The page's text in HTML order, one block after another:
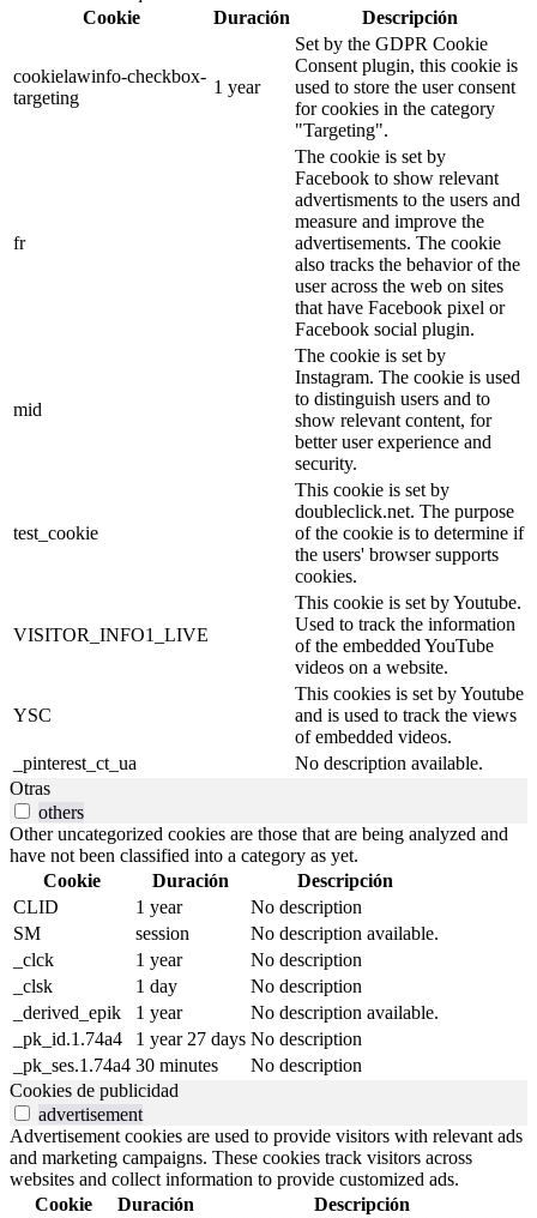
Cookie
Duración Descripción
cookielawinfo-checkbox-
targeting
1 year
Set by the GDPR Cookie
Consent plugin, this cookie is
used to store the user consent
for cookies in the category
"Targeting".
fr
The cookie is set by
Facebook to show relevant
advertisments to the users and
measure and improve the
advertisements. The cookie
also tracks the behavior of the
user across the web on sites
that have Facebook pixel or
Facebook social plugin.
mid
The cookie is set by
Instagram. The cookie is used
to distinguish users and to
show relevant content, for
better user experience and
security.
test_cookie
This cookie is set by
doubleclick.net. The purpose
of the cookie is to determine if
the users' browser supports
cookies.
VISITOR_INFO1_LIVE
This cookie is set by Youtube.
Used to track the information
of the embedded YouTube
videos on a website.
YSC
This cookies is set by Youtube
and is used to track the views
of embedded videos.
_pinterest_ct_ua
No description available.
Otras
others
Other uncategorized cookies are those that are being analyzed and
have not been classified into a category as yet.
Cookie
Duración
Descripción
CLID
1 year
No description
SM
session
No description available.
_clck
1 year
No description
_clsk
1 day
No description
_derived_epik
1 year
No description available.
_pk_id.1.74a4
1 year 27 days No description
_pk_ses.1.74a4 30 minutes
No description
Cookies de publicidad
advertisement
Advertisement cookies are used to provide visitors with relevant ads
and marketing campaigns. These cookies track visitors across
websites and collect information to provide customized ads.
Cookie
Duración Descripción